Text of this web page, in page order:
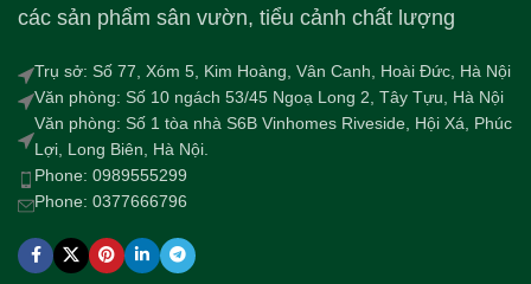
các sản phẩm sân vườn, tiểu cảnh chất lượng
Trụ sở: Số 77, Xóm 5, Kim Hoàng, Vân Canh, Hoài Đức, Hà Nội
Văn phòng: Số 10 ngách 53/45 Ngoạ Long 2, Tây Tựu, Hà Nội
Văn phòng: Số 1 tòa nhà S6B Vinhomes Riveside, Hội Xá, Phúc
Lợi, Long Biên, Hà Nội.
Phone: 0989555299
Phone: 0377666796